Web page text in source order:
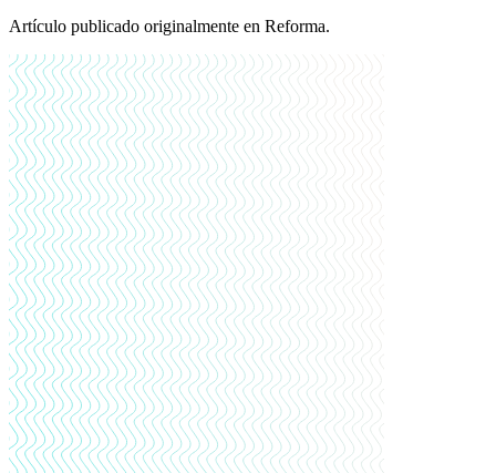
Artículo publicado originalmente en Reforma.